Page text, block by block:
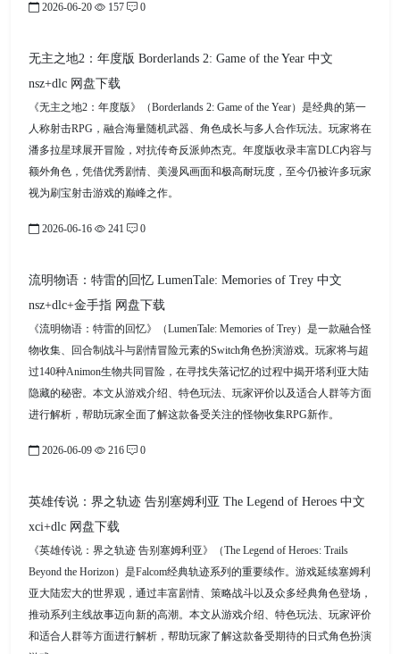
2026-06-20 157 0
无主之地2：年度版 Borderlands 2: Game of the Year 中文
nsz+dlc 网盘下载
《无主之地2：年度版》（Borderlands 2: Game of the Year）是经典的第一
人称射击RPG，融合海量随机武器、角色成长与多人合作玩法。玩家将在
潘多拉星球展开冒险，对抗传奇反派帅杰克。年度版收录丰富DLC内容与
额外角色，凭借优秀剧情、美漫风画面和极高耐玩度，至今仍被许多玩家
视为刷宝射击游戏的巅峰之作。
2026-06-16 241 0
流明物语：特雷的回忆 LumenTale: Memories of Trey 中文
nsz+dlc+金手指 网盘下载
《流明物语：特雷的回忆》（LumenTale: Memories of Trey）是一款融合怪
物收集、回合制战斗与剧情冒险元素的Switch角色扮演游戏。玩家将与超
过140种Animon生物共同冒险，在寻找失落记忆的过程中揭开塔利亚大陆
隐藏的秘密。本文从游戏介绍、特色玩法、玩家评价以及适合人群等方面
进行解析，帮助玩家全面了解这款备受关注的怪物收集RPG新作。
2026-06-09 216 0
英雄传说：界之轨迹 告别塞姆利亚 The Legend of Heroes 中文
xci+dlc 网盘下载
《英雄传说：界之轨迹 告别塞姆利亚》（The Legend of Heroes: Trails
Beyond the Horizon）是Falcom经典轨迹系列的重要续作。游戏延续塞姆利
亚大陆宏大的世界观，通过丰富剧情、策略战斗以及众多经典角色登场，
推动系列主线故事迈向新的高潮。本文从游戏介绍、特色玩法、玩家评价
和适合人群等方面进行解析，帮助玩家了解这款备受期待的日式角色扮演